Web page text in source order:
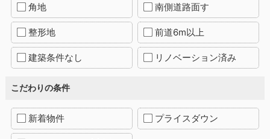
角地 南側道路面す
整形地 前道6m以上
建築条件なし リノベーション済み
こだわりの条件
新着物件 プライスダウン